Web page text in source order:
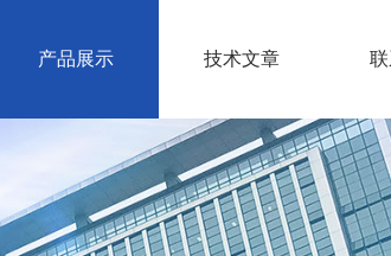
产品展示 技术文章